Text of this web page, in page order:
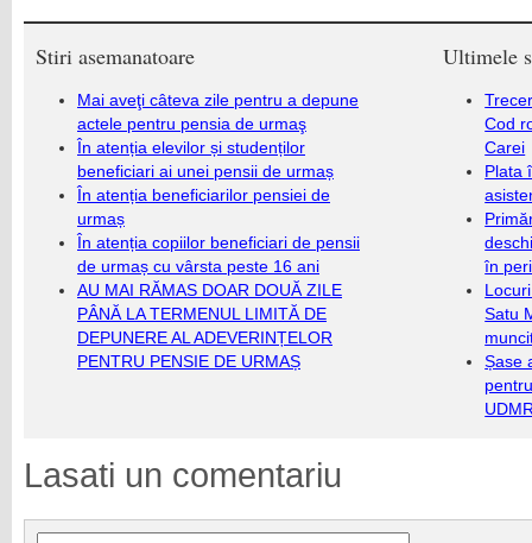
Stiri asemanatoare
Mai aveţi câteva zile pentru a depune
actele pentru pensia de urmaş
În atenția elevilor și studenților
beneficiari ai unei pensii de urmaș
În atenția beneficiarilor pensiei de
urmaș
În atenția copiilor beneficiari de pensii
de urmaș cu vârsta peste 16 ani
AU MAI RĂMAS DOAR DOUĂ ZILE
PÂNĂ LA TERMENUL LIMITĂ DE
DEPUNERE AL ADEVERINȚELOR
PENTRU PENSIE DE URMAȘ
Ultimele
Cod
Carei
Plata
în
Satu
Șase
Lasati un comentariu